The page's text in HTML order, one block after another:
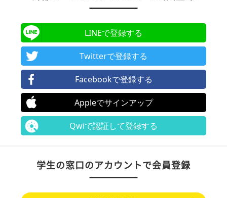
LINEで登録する
Twitterで登録する
Facebookで登録する
Appleでサインアップ
Qwiで認証して登録する
学生の窓口のアカウントで会員登録